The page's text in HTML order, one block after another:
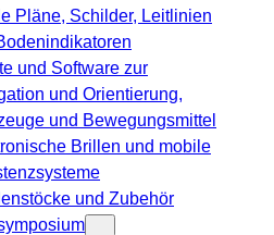
Pläne, Schilder, Leitlinien
und Software zur
und Orientierung,
und Bewegungsmittel
Brillen und mobile
und Zubehör